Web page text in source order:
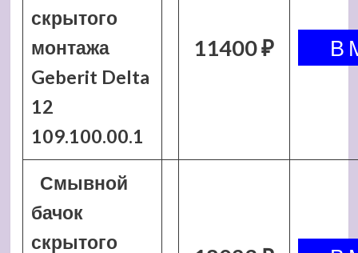
скрытого
монтажа
Geberit Delta
12
109.100.00.1
11400 ₽
Смывной
бачок
скрытого